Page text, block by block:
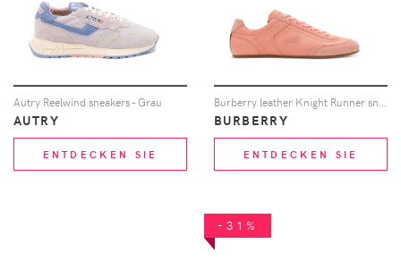
Autry Reelwind sneakers - Grau
AUTRY
ENTDECKEN SIE
BURBERRY
ENTDECKEN SIE
-31%